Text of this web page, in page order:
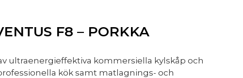
F8 – PORKKA
ultraenergieffektiva kommersiella kylskåp och
kök samt matlagnings- och